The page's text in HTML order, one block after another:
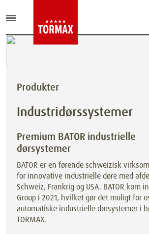
Produkter
Industridørssystemer
Premium BATOR industrielle
dørsystemer
BATOR er en førende schweizisk
for innovative industrielle døre med
Schweiz, Frankrig og USA. BATOR kom
Group i 2021, hvilket gør det muligt for
automatiske industrielle dørsystemer i
TORMAX.